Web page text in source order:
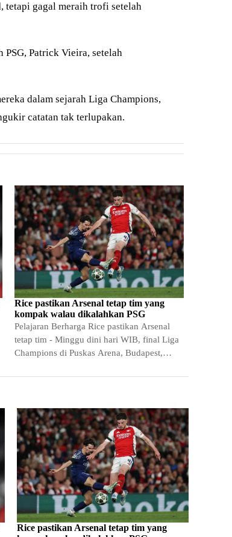
tetapi gagal meraih trofi setelah
Patrick Vieira, setelah
dalam sejarah Liga Champions,
catatan tak terlupakan.
Rice pastikan Arsenal tetap tim yang
kompak walau dikalahkan PSG
Pelajaran Berharga Rice pastikan Arsenal
tetap tim - Minggu dini hari WIB, final Liga
Champions di Puskas Arena, Budapest,
Rice pastikan Arsenal tetap tim yang